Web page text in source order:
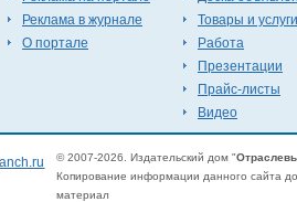
Реклама в журнале
О портале
Товары и услуги
Работа
Презентации
Прайс-листы
Видео
© 2007-2026. Издательский дом "
Копирование информации данного сайта
материал